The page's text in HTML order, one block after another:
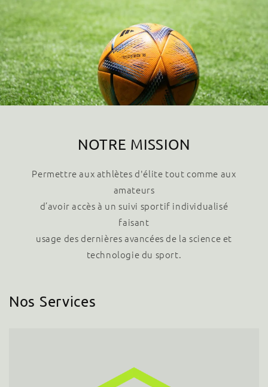
NOTRE MISSION
Permettre aux athlètes d'élite tout comme aux
amateurs
d’avoir accès à un suivi sportif individualisé
faisant
usage des dernières avancées de la science et
technologie du sport.
Nos Services